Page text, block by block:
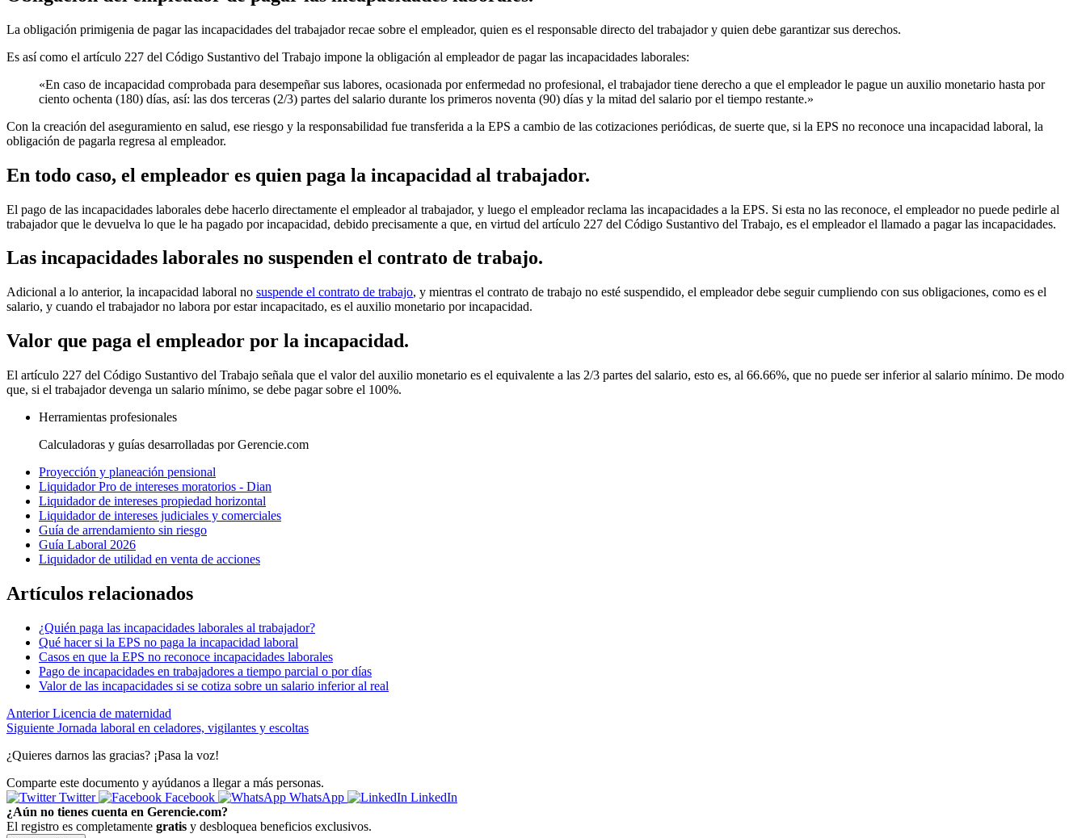
La obligación primigenia de pagar las incapacidades del trabajador recae sobre el empleador, quien es el responsable directo del trabajador y quien debe garantizar sus derechos.
Es así como el artículo 227 del Código Sustantivo del Trabajo impone la obligación al empleador de pagar las incapacidades laborales:
«En caso de incapacidad comprobada para desempeñar sus labores, ocasionada por enfermedad no profesional, el trabajador tiene derecho a que el empleador le pague un auxilio monetario hasta por
ciento ochenta (180) días, así: las dos terceras (2/3) partes del salario durante los primeros noventa (90) días y la mitad del salario por el tiempo restante.»
Con la creación del aseguramiento en salud, ese riesgo y la responsabilidad fue transferida a la EPS a cambio de las cotizaciones periódicas, de suerte que, si la EPS no reconoce una incapacidad laboral, la
obligación de pagarla regresa al empleador.
En todo caso, el empleador es quien paga la incapacidad al trabajador.
El pago de las incapacidades laborales debe hacerlo directamente el empleador al trabajador, y luego el empleador reclama las incapacidades a la EPS. Si esta no las reconoce, el empleador no puede pedirle al
trabajador que le devuelva lo que le ha pagado por incapacidad, debido precisamente a que, en virtud del artículo 227 del Código Sustantivo del Trabajo, es el empleador el llamado a pagar las incapacidades.
Las incapacidades laborales no suspenden el contrato de trabajo.
Adicional a lo anterior, la incapacidad laboral no suspende el contrato de trabajo, y mientras el contrato de trabajo no esté suspendido, el empleador debe seguir cumpliendo con sus obligaciones, como es el
salario, y cuando el trabajador no labora por estar incapacitado, es el auxilio monetario por incapacidad.
Valor que paga el empleador por la incapacidad.
El artículo 227 del Código Sustantivo del Trabajo señala que el valor del auxilio monetario es el equivalente a las 2/3 partes del salario, esto es, al 66.66%, que no puede ser inferior al salario mínimo. De modo
que, si el trabajador devenga un salario mínimo, se debe pagar sobre el 100%.
Herramientas profesionales
Calculadoras y guías desarrolladas por Gerencie.com
Proyección y planeación pensional
Liquidador Pro de intereses moratorios - Dian
Liquidador de intereses propiedad horizontal
Liquidador de intereses judiciales y comerciales
Guía de arrendamiento sin riesgo
Guía Laboral 2026
Liquidador de utilidad en venta de acciones
Artículos relacionados
¿Quién paga las incapacidades laborales al trabajador?
Qué hacer si la EPS no paga la incapacidad laboral
Casos en que la EPS no reconoce incapacidades laborales
Pago de incapacidades en trabajadores a tiempo parcial o por días
Valor de las incapacidades si se cotiza sobre un salario inferior al real
Anterior Licencia de maternidad
Siguiente Jornada laboral en celadores, vigilantes y escoltas
¿Quieres darnos las gracias? ¡Pasa la voz!
Comparte este documento y ayúdanos a llegar a más personas.
Twitter
Facebook WhatsApp
LinkedIn
¿Aún no tienes cuenta en Gerencie.com?
El registro es completamente gratis y desbloquea beneficios exclusivos.